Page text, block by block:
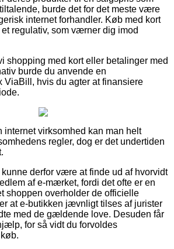
burde det for det meste være
internet forhandler. Køb med kort
regulativ, som værner dig imod
shopping med kort eller betalinger med
burde du anvende en
ViaBill, hvis du agter at finansiere
internet virksomhed kan man helt
regler, dog er det undertiden
derfor være at finde ud af hvorvidt
af e-mærket, fordi det ofte er en
shoppen overholder de officielle
at e-butikken jævnligt tilses af jurister
med de gældende love. Desuden får
for så vidt du forvoldes